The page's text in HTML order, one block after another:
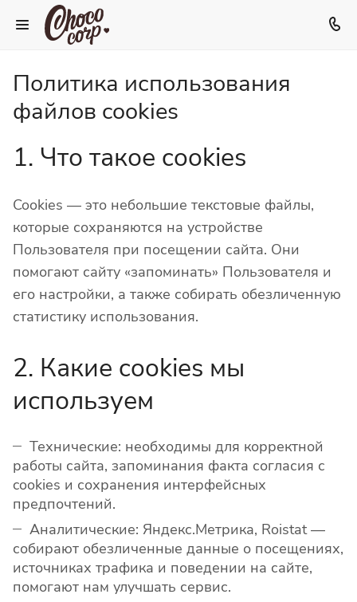
Политика использования
файлов cookies
1. Что такое cookies
Cookies — это небольшие текстовые файлы,
которые сохраняются на устройстве
Пользователя при посещении сайта. Они
помогают сайту «запоминать» Пользователя и
его настройки, а также собирать обезличенную
статистику использования.
2. Какие cookies мы
используем
Технические: необходимы для корректной
работы сайта, запоминания факта согласия с
cookies и сохранения интерфейсных
предпочтений.
Аналитические: Яндекс.Метрика, Roistat —
собирают обезличенные данные о посещениях,
источниках трафика и поведении на сайте,
помогают нам улучшать сервис.